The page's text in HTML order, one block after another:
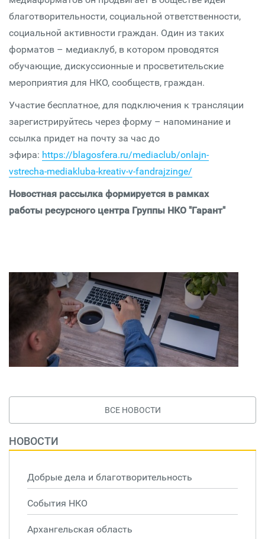
благотворительности, социальной ответственности,
социальной активности граждан. Один из таких
форматов – медиаклуб, в котором проводятся
обучающие, дискуссионные и просветительские
мероприятия для НКО, сообществ, граждан.
Участие бесплатное, для подключения к трансляции
зарегистрируйтесь через форму – напоминание и
ссылка придет на почту за час до
эфира: https://blagosfera.ru/mediaclub/onlajn-
vstrecha-mediakluba-kreativ-v-fandrajzinge/
Новостная рассылка формируется в рамках
работы ресурсного центра Группы НКО "Гарант"
ВСЕ НОВОСТИ
НОВОСТИ
Добрые дела и благотворительность
События НКО
Архангельская область